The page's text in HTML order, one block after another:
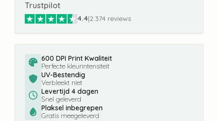
Trustpilot
4.4|2.374 reviews
600 DPI Print Kwaliteit
Perfecte kleurintensiteit
UV-Bestendig
Verbleekt niet
Levertijd 4 dagen
Snel geleverd
Plaksel inbegrepen
Gratis meegeleverd